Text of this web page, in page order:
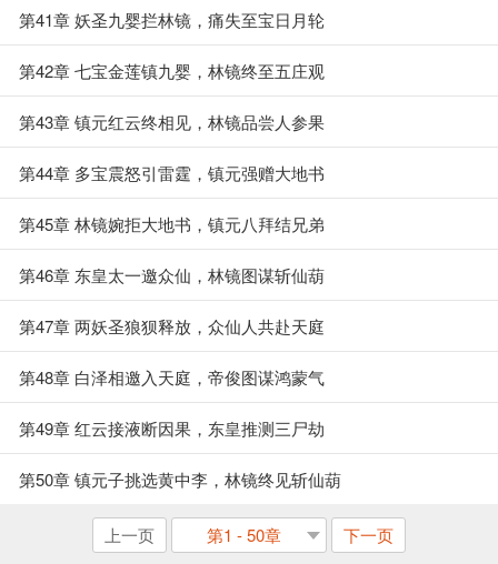
第41章 妖圣九婴拦林镜，痛失至宝日月轮
第42章 七宝金莲镇九婴，林镜终至五庄观
第43章 镇元红云终相见，林镜品尝人参果
第44章 多宝震怒引雷霆，镇元强赠大地书
第45章 林镜婉拒大地书，镇元八拜结兄弟
第46章 东皇太一邀众仙，林镜图谋斩仙葫
第47章 两妖圣狼狈释放，众仙人共赴天庭
第48章 白泽相邀入天庭，帝俊图谋鸿蒙气
第49章 红云接液断因果，东皇推测三尸劫
第50章 镇元子挑选黄中李，林镜终见斩仙葫
上一页 第1 - 50章 下一页